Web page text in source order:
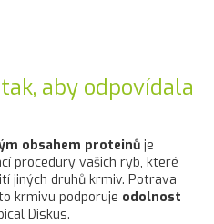
aby odpovídala
obsahem proteinů je
procedury vašich ryb, které
jiných druhů krmiv. Potrava
krmivu podporuje odolnost
Diskus.